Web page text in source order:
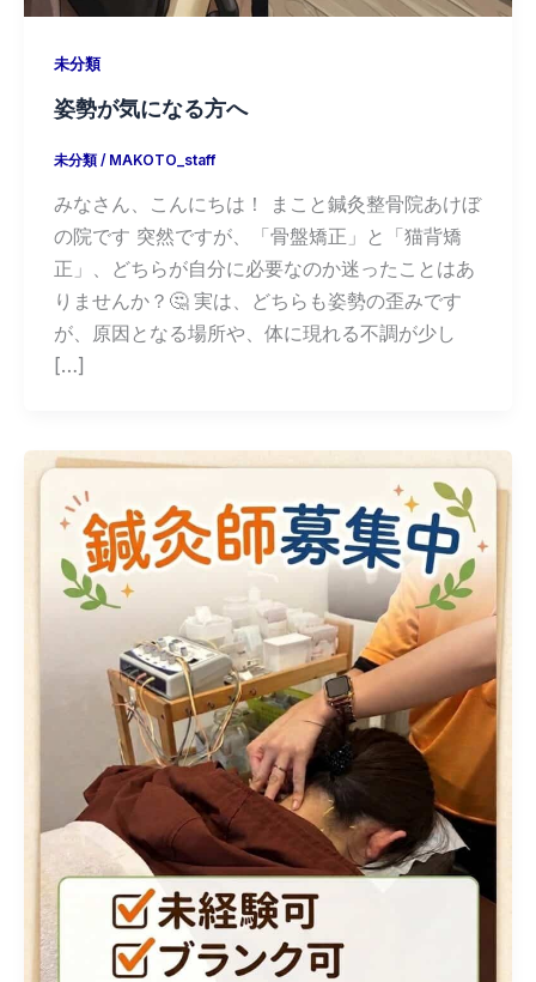
未分類
姿勢が気になる方へ
未分類/ MAKOTO_staff
みなさん、こんにちは！ まこと鍼灸整骨院あけぼ
の院です 突然ですが、「骨盤矯正」と「猫背矯
正」、どちらが自分に必要なのか迷ったことはあ
りませんか？🤔 実は、どちらも姿勢の歪みです
が、原因となる場所や、体に現れる不調が少し
[…]